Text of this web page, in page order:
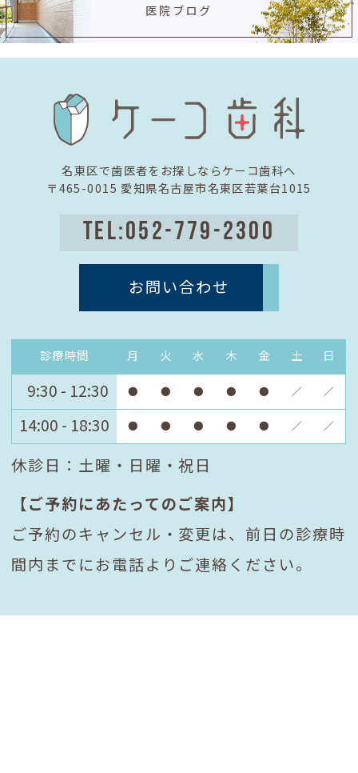
医院ブログ
名東区で歯医者をお探しならケーコ歯科へ
〒465-0015 愛知県名古屋市名東区若葉台1015
TEL:052-779-2300
お問い合わせ
診療時間 月 火 水 木 金 土 日
9:30 - 12:30 ● ● ● ● ● ／ ／
14:00 - 18:30 ● ● ● ● ● ／ ／
休診日：土曜・日曜・祝日
【ご予約にあたってのご案内】
ご予約のキャンセル・変更は、前日の診療時
間内までにお電話よりご連絡ください。